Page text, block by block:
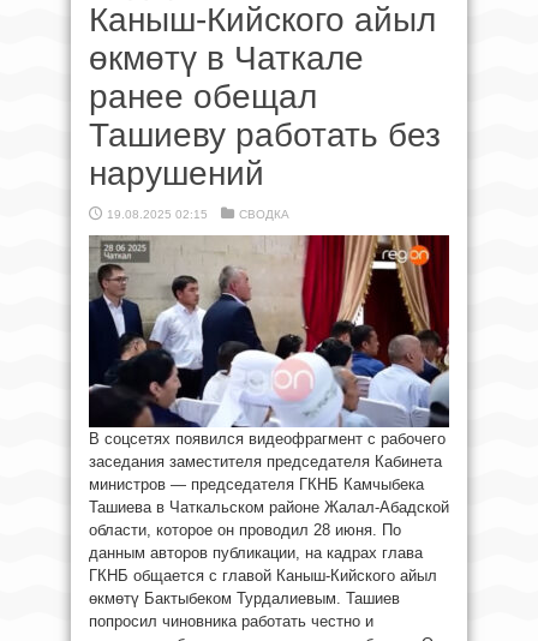
Каныш-Кийского айыл
өкмөтү в Чаткале
ранее обещал
Ташиеву работать без
нарушений
19.08.2025 02:15 СВОДКА
В соцсетях появился видеофрагмент с рабочего
заседания заместителя председателя Кабинета
министров — председателя ГКНБ Камчыбека
Ташиева в Чаткальском районе Жалал-Абадской
области, которое он проводил 28 июня. По
данным авторов публикации, на кадрах глава
ГКНБ общается с главой Каныш-Кийского айыл
өкмөтү Бактыбеком Турдалиевым. Ташиев
попросил чиновника работать честно и